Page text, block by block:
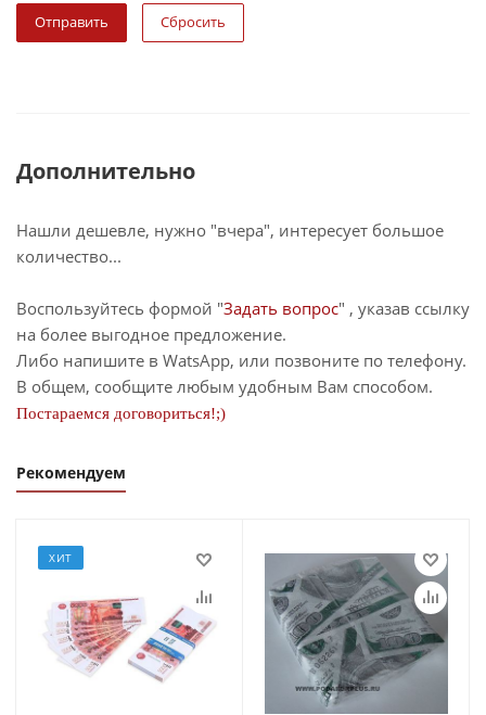
Сбросить
Дополнительно
Нашли дешевле, нужно "вчера", интересует большое
количество...
Воспользуйтесь формой "Задать вопрос" , указав ссылку
на более выгодное предложение.
Либо напишите в WatsApp, или позвоните по телефону.
В общем, сообщите любым удобным Вам способом.
Постараемся договориться!;)
Рекомендуем
ХИТ